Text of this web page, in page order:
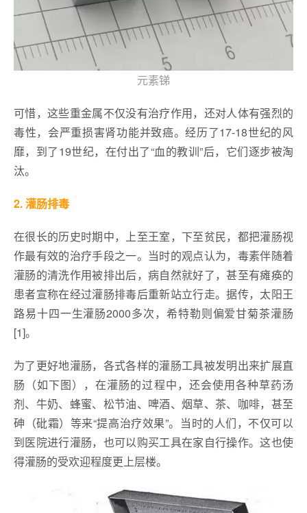
元素锑
可惜，这些重金属不仅没有治疗作用，还对人体有强烈的
毒性，会严重损害肾功能并致癌。经历了17-18世纪的风
靡，到了19世纪，在付出了“血的教训”后，它们逐步被淘
汰。
2. 灌肠排毒
在很长的历史时期中，上至王室，下至贫民，都把灌肠视
作最有效的治疗手段之一。当时的观点认为，毒素伴随着
灌肠的清洗作用被排出后，病自然就好了，甚至有瘫痪的
患者宣称在经过灌肠排毒后重新站立行走。据传，太阳王
路易十四一生灌肠2000多次，希特勒则偏爱甘菊茶灌肠
[1]。
为了更好地灌肠，各式各样的灌肠工具被发明出来扩展直
肠（如下图），在灌肠的过程中，还会使用各种草药汤
剂、牛奶、蜂蜜、松节油、啤酒、烟草、茶、咖啡，甚至
砷（砒霜）等来“提高治疗效果”。当时的人们，不仅可以
到医院进行灌肠，也可以购买工具在家自行操作。这也使
得灌肠的受欢迎程度更上层楼。